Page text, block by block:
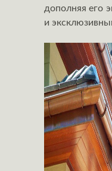
дополняя его
и